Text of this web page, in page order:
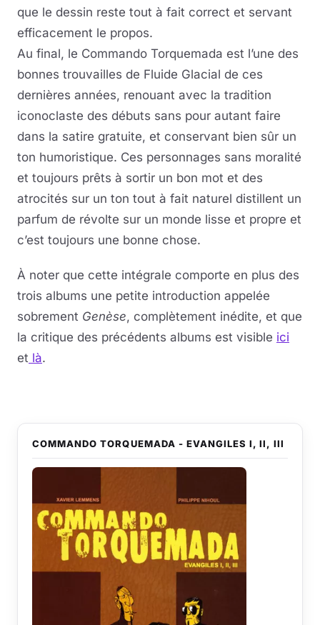
que le dessin reste tout à fait correct et servant
efficacement le propos.
Au final, le Commando Torquemada est l’une des
bonnes trouvailles de Fluide Glacial de ces
dernières années, renouant avec la tradition
iconoclaste des débuts sans pour autant faire
dans la satire gratuite, et conservant bien sûr un
ton humoristique. Ces personnages sans moralité
et toujours prêts à sortir un bon mot et des
atrocités sur un ton tout à fait naturel distillent un
parfum de révolte sur un monde lisse et propre et
c’est toujours une bonne chose.
À noter que cette intégrale comporte en plus des
trois albums une petite introduction appelée
sobrement Genèse, complètement inédite, et que
la critique des précédents albums est visible ici
et là.
COMMANDO TORQUEMADA - EVANGILES I, II, III